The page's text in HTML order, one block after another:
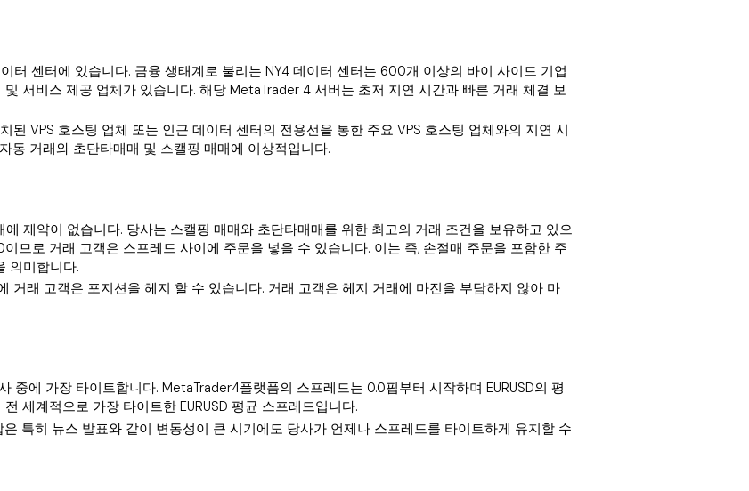
터 센터에 있습니다. 금융 생태계로 불리는 NY4 데이터 센터는 600개 이상의 바이 사이드 기업
서비스 제공 업체가 있습니다. 해당 MetaTrader 4 서버는 초저 지연 시간과 빠른 거래 체결 보
된 VPS 호스팅 업체 또는 인근 데이터 센터의 전용선을 통한 주요 VPS 호스팅 업체와의 지연 시
동 거래와 초단타매매 및 스캘핑 매매에 이상적입니다.
제약이 없습니다. 당사는 스캘핑 매매와 초단타매매를 위한 최고의 거래 조건을 보유하고 있으
므로 거래 고객은 스프레드 사이에 주문을 넣을 수 있습니다. 이는 즉, 손절매 주문을 포함한 주
의미합니다.
거래 고객은 포지션을 헤지 할 수 있습니다. 거래 고객은 헤지 거래에 마진을 부담하지 않아 마
중에 가장 타이트합니다. MetaTrader4플랫폼의 스프레드는 0.0핍부터 시작하며 EURUSD의 평
세계적으로 가장 타이트한 EURUSD 평균 스프레드입니다.
특히 뉴스 발표와 같이 변동성이 큰 시기에도 당사가 언제나 스프레드를 타이트하게 유지할 수